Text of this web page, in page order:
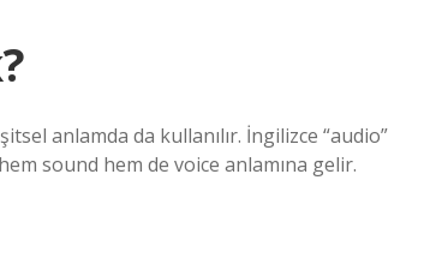
anlamda da kullanılır. İngilizce “audio”
sound hem de voice anlamına gelir.